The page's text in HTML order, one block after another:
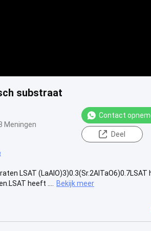
substraat
Meningen
Contact
Deel
LSAT
heeft ....
Bekijk meer